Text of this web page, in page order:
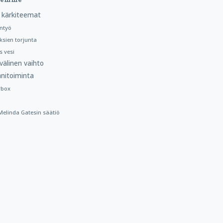
kärkiteemat
torjunta
vesi
vaihto
Gatesin säätiö